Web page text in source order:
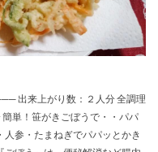
来上がり数：２人分 全調理
単！笹がきごぼうで・・パパ
人参・たまねぎでパパッとかき